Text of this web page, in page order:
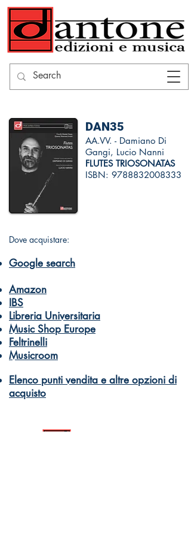
DAN35
AA.VV. - Damiano Di
Gangi, Lucio Nanni
FLUTES TRIOSONATAS
ISBN: 9788832008333
Dove acquistare:
Google search
Amazon
IBS
Libreria Universitaria
Music Shop Europe
Feltrinelli
Musicroom
Elenco punti vendita e altre opzioni di
acquisto